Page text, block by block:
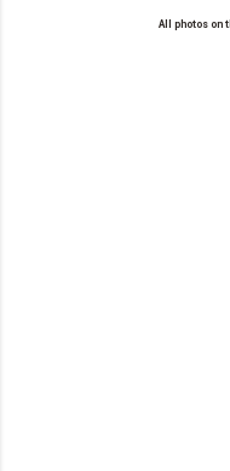
All photos on